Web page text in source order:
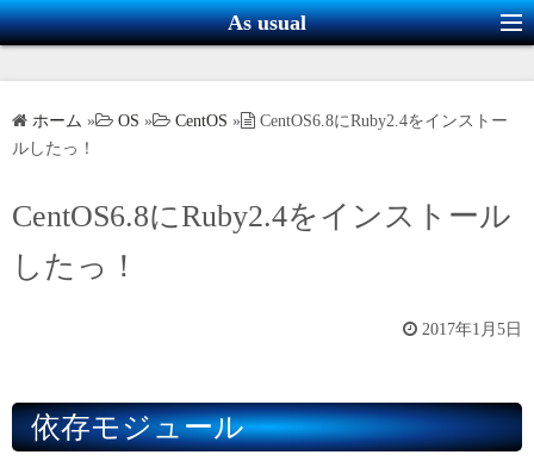
コ
ン
キ
As usual
ホーム » OS » CentOS »
CentOS6.8にRuby2.4をインストー
ルしたっ！
CentOS6.8にRuby2.4をインストール
したっ！
2017年1月5日
依存モジュール